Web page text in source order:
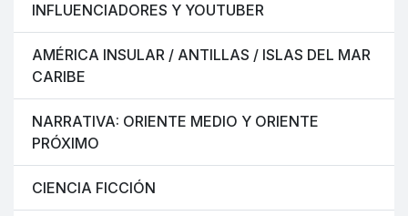
INFLUENCIADORES Y YOUTUBER
AMÉRICA INSULAR / ANTILLAS / ISLAS DEL MAR
CARIBE
NARRATIVA: ORIENTE MEDIO Y ORIENTE
PRÓXIMO
CIENCIA FICCIÓN